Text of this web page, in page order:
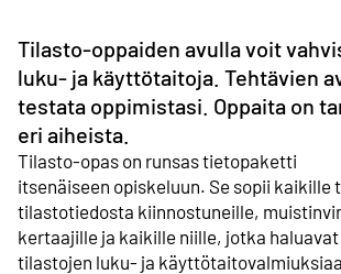
Tilasto-oppaiden avulla voit
luku- ja käyttötaitoja. Tehtävien
testata oppimistasi. Oppaita on
eri aiheista.
Tilasto-opas on runsas tietopaketti
itsenäiseen opiskeluun. Se sopii kaikille
tilastotiedosta kiinnostuneille,
kertaajille ja kaikille niille, jotka
tilastojen luku- ja